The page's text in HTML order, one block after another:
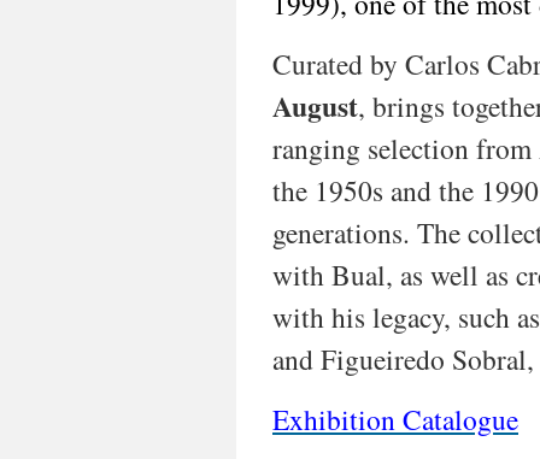
Curated by Carlos
August, brings
ranging selection from
the 1950s and the
generations. The
with Bual, as well as
with his legacy, such
and Figueiredo
Exhibition Catalogue